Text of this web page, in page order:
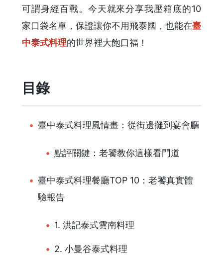
可謂身經百戰。今天就來分享我壓箱底的10
家口袋名單，保證讓你不用飛泰國，也能在臺
中泰式料理的世界裡大飽口福！
目錄
臺中泰式料理風情畫：從街邊攤到宴會廳
點評關鍵：老饕教你這樣看門道
臺中泰式料理餐廳TOP 10：老饕真實體
驗報告
1. 洪記泰式雲南料理
2. 小曼谷泰式料理